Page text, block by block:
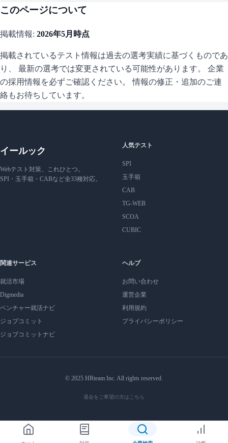
このページについて
掲載情報: 2026年5月 時点
掲載されているテスト情報は過去の選考実績に基づくものであ
り、 最新の選考では変更されている可能性があります。 企業
の採用情報を必ずご確認ください。 情報の修正・追加のご連
絡もお待ちしています。
イールック
Webテスト対策、これひとつ。
SPI・玉手箱・CABなど全33種対応。
人気テスト
SPI
玉手箱
CAB
TG-WEB
SCOA
CUBIC
関連サービス
就活市場
Digmedia
ベンチャー就活ナビ
ジョブコミット
ジョブコミットナビ
ヘルプ
お問い合わせ
運営企業
利用規約
プライバシーポリシー
© 2025 HRteam Inc. All rights reserved.
退会をご希望の方はこちら